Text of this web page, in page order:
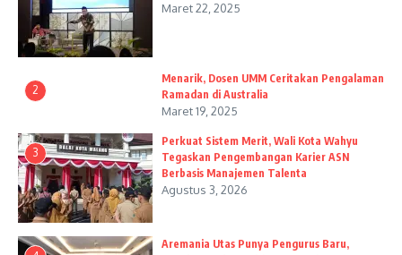
Maret 22, 2025
2
Menarik, Dosen UMM Ceritakan Pengalaman
Ramadan di Australia
Maret 19, 2025
3
Perkuat Sistem Merit, Wali Kota Wahyu
Tegaskan Pengembangan Karier ASN
Berbasis Manajemen Talenta
Agustus 3, 2026
Aremania Utas Punya Pengurus Baru,